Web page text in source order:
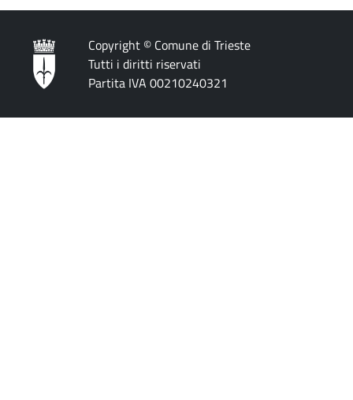
Copyright © Comune di Trieste
Tutti i diritti riservati
Partita IVA 00210240321